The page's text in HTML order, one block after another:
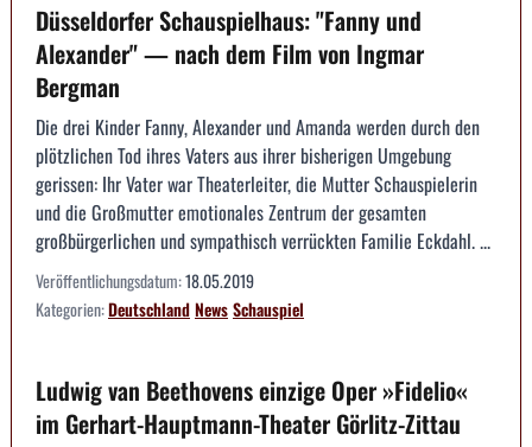
Düsseldorfer Schauspielhaus: "Fanny und
Alexander" — nach dem Film von Ingmar
Bergman
Die drei Kinder Fanny, Alexander und Amanda werden durch den
plötzlichen Tod ihres Vaters aus ihrer bisherigen Umgebung
gerissen: Ihr Vater war Theaterleiter, die Mutter Schauspielerin
und die Großmutter emotionales Zentrum der gesamten
großbürgerlichen und sympathisch verrückten Familie Eckdahl. ...
Veröffentlichungsdatum:18.05.2019
Kategorien:DeutschlandNewsSchauspiel
Ludwig van Beethovens einzige Oper »Fidelio«
im Gerhart-Hauptmann-Theater Görlitz-Zittau